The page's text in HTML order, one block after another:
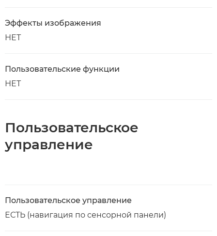
Эффекты изображения
НЕТ
Пользовательские функции
НЕТ
Пользовательское
управление
Пользовательское управление
ЕСТЬ (навигация по сенсорной панели)